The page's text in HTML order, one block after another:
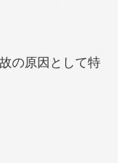
の原因として特